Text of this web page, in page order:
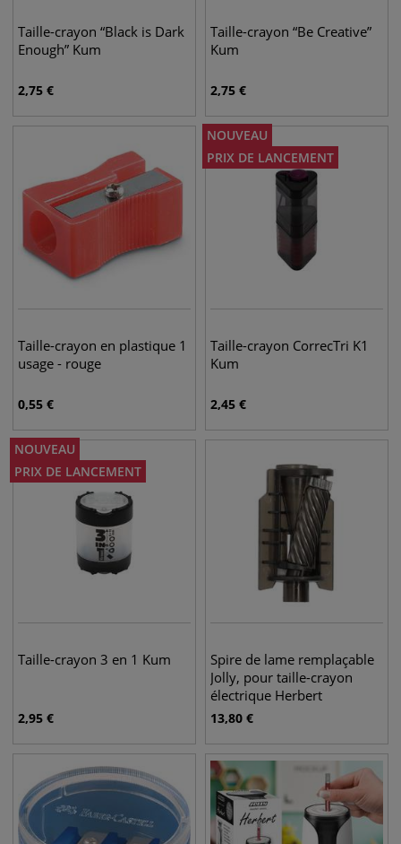
Taille-crayon “Black is Dark
Enough” Kum
2,75 €
Taille-crayon “Be Creative”
Kum
2,75 €
Taille-crayon en plastique 1
usage - rouge
0,55 €
NOUVEAU
PRIX DE LANCEMENT
Taille-crayon CorrecTri K1
Kum
2,45 €
NOUVEAU
PRIX DE LANCEMENT
Taille-crayon 3 en 1 Kum
2,95 €
Spire de lame remplaçable
Jolly, pour taille-crayon
électrique Herbert
13,80 €